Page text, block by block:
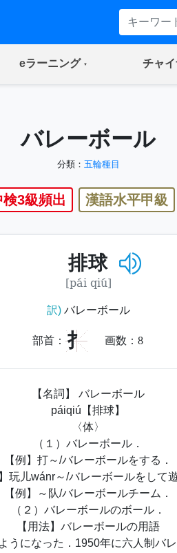
eラーニング(current) チャ
バレーボール
分類： 五輪種目
検3級頻出 漢語水平甲級
排球
[pái qiú]
訳)バレーボール
部首： 扌 画数： 8
【名詞】 バレーボール
páiqiú【排球】
〈体〉
（１）バレーボール．
【例】打～/バレーボールをする．
】玩儿wánr～/バレーボールをして
【例】～队/バレーボールチーム．
（２）バレーボールのボール．
【用法】バレーボールの用語
になった．1950年に六人制バ